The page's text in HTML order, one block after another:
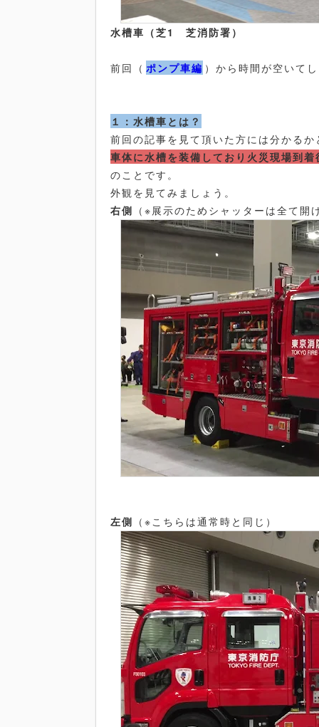
水槽車（芝1 芝消防署）
前回（ ポンプ車編 ）から時間が空いて
１：水槽車とは？
前回の記事を見て頂いた方には分かる
車体に水槽を装備しており火災現場到
のことです。
外観を見てみましょう。
右側 （※展示のためシャッターは全て開
左側 （※こちらは通常時と同じ）